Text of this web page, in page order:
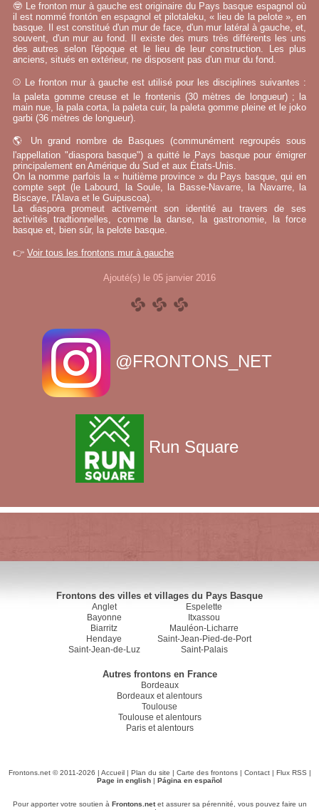
🤓 Le fronton mur à gauche est originaire du Pays basque espagnol où
il est nommé frontón en espagnol et pilotaleku, « lieu de la pelote », en
basque. Il est constitué d'un mur de face, d'un mur latéral à gauche, et,
souvent, d'un mur au fond. Il existe des murs très différents les uns
des autres selon l'époque et le lieu de leur construction. Les plus
anciens, situés en extérieur, ne disposent pas d'un mur du fond.
⚾ Le fronton mur à gauche est utilisé pour les disciplines suivantes :
la paleta gomme creuse et le frontenis (30 mètres de longueur) ; la
main nue, la pala corta, la paleta cuir, la paleta gomme pleine et le joko
garbi (36 mètres de longueur).
🌎 Un grand nombre de Basques (communément regroupés sous
l'appellation "diaspora basque") a quitté le Pays basque pour émigrer
principalement en Amérique du Sud et aux États-Unis.
On la nomme parfois la « huitième province » du Pays basque, qui en
compte sept (le Labourd, la Soule, la Basse-Navarre, la Navarre, la
Biscaye, l'Alava et le Guipuscoa).
La diaspora promeut activement son identité au travers de ses
activités tradtionnelles, comme la danse, la gastronomie, la force
basque et, bien sûr, la pelote basque.
👉 Voir tous les frontons mur à gauche
Ajouté(s) le 05 janvier 2016
@FRONTONS_NET
Run Square
Frontons des villes et villages du Pays Basque
Anglet
Bayonne
Biarritz
Hendaye
Saint-Jean-de-Luz
Espelette
Itxassou
Mauléon-Licharre
Saint-Jean-Pied-de-Port
Saint-Palais
Autres frontons en France
Bordeaux
Bordeaux et alentours
Toulouse
Toulouse et alentours
Paris et alentours
Frontons.net © 2011-2026 | Accueil| Plan du site | Carte des frontons| Contact| Flux RSS |
Page in english | Página en español
Pour apporter votre soutien à Frontons.netet assurer sa pérennité, vous pouvez faire un